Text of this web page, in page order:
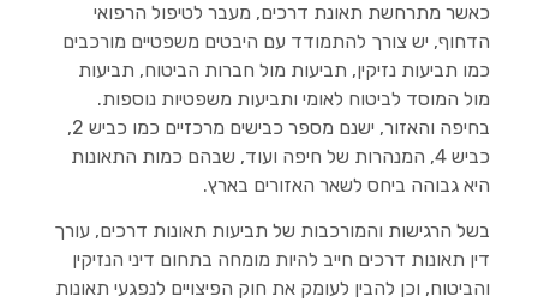
כאשר מתרחשת תאונת דרכים, מעבר לטיפול הרפואי
הדחוף, יש צורך להתמודד עם היבטים משפטיים מורכבים
כמו תביעות נזיקין, תביעות מול חברות הביטוח, תביעות
מול המוסד לביטוח לאומי ותביעות משפטיות נוספות.
בחיפה והאזור, ישנם מספר כבישים מרכזיים כמו כביש 2,
כביש 4, המנהרות של חיפה ועוד, שבהם כמות התאונות
היא גבוהה ביחס לשאר האזורים בארץ.
בשל הרגישות והמורכבות של תביעות תאונות דרכים, עורך
דין תאונות דרכים חייב להיות מומחה בתחום דיני הנזיקין
והביטוח, וכן להבין לעומק את חוק הפיצויים לנפגעי תאונות